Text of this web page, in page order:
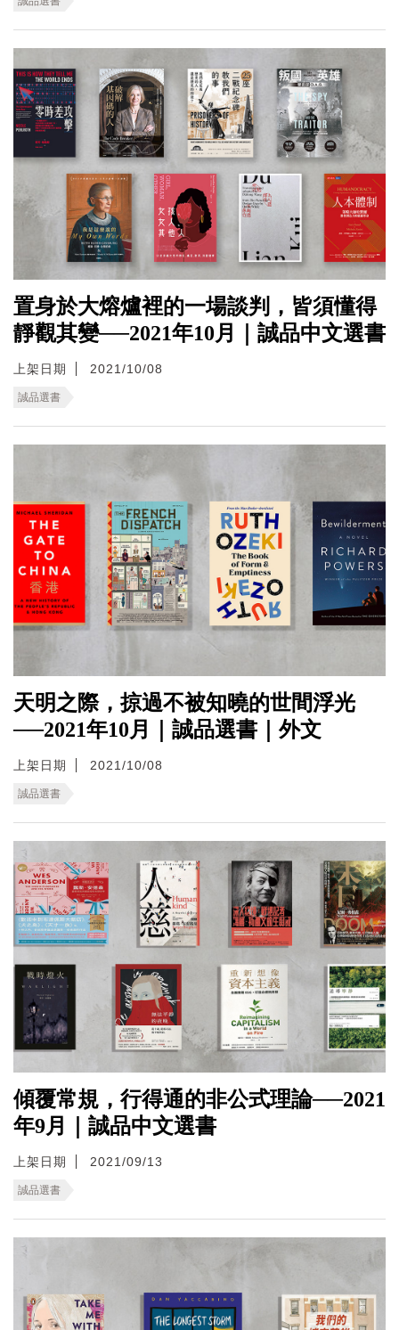
置身於大熔爐裡的一場談判，皆須懂得
靜觀其變──2021年10月｜誠品中文選書
上架日期 2021/10/08
誠品選書
天明之際，掠過不被知曉的世間浮光
──2021年10月｜誠品選書｜外文
上架日期 2021/10/08
誠品選書
傾覆常規，行得通的非公式理論──2021
年9月｜誠品中文選書
上架日期 2021/09/13
誠品選書